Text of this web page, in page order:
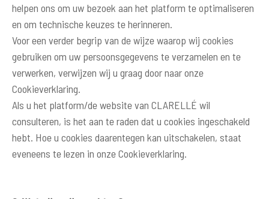
helpen ons om uw bezoek aan het platform te optimaliseren
en om technische keuzes te herinneren.
Voor een verder begrip van de wijze waarop wij cookies
gebruiken om uw persoonsgegevens te verzamelen en te
verwerken, verwijzen wij u graag door naar onze
Cookieverklaring.
Als u het platform/de website van CLARELLÉ wil
consulteren, is het aan te raden dat u cookies ingeschakeld
hebt. Hoe u cookies daarentegen kan uitschakelen, staat
eveneens te lezen in onzeCookieverklaring.